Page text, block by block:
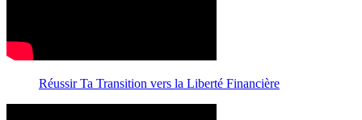
Réussir Ta Transition vers la Liberté Financière